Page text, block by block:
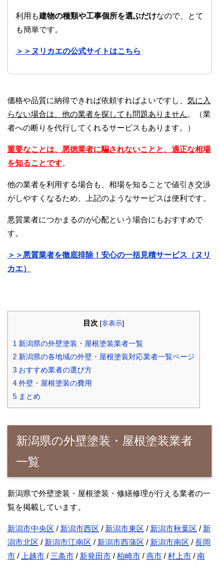
利用も建物の種類や工事個所を選ぶだけなので、とて
も簡単です。
＞＞ヌリカエの公式サイトはこちら
価格や品質に納得できれば依頼すればよいですし、 気に入
らない場合は、他の業者を探しても問題ありません。（業
者への断りを代行してくれるサービスもあります。）
重要なことは、悪徳業者に騙されないことと、適正な相場
を知ることです。
他の業者を利用する場合も、相場を知ることで値引き交渉
がしやすくなるため、上記のようなサービスは便利です。
悪質業者につかまるのが心配という場合にもおすすめで
す。
＞＞悪質業者を徹底排除！安心の一括見積サービス（ヌリ
カエ）
目次 [非表示]
1 新潟県の外壁塗装・屋根塗装業者一覧
2 新潟県の各地域の外壁・屋根塗装対応業者一覧ページ
3 おすすめ業者の選び方
4 外壁・屋根塗装の費用
5 まとめ
新潟県の外壁塗装・屋根塗装業者
一覧
新潟県で外壁塗装・屋根塗装・修繕修理が行える業者の一
覧を掲載しています。
新潟市中央区 / 新潟市西区 / 新潟市東区 / 新潟市秋葉区 / 新
潟市北区 / 新潟市江南区 / 新潟市西蒲区 / 新潟市南区 /長岡
市 / 上越市 / 三条市 / 新発田市 /柏崎市 /燕市 /村上市 /南